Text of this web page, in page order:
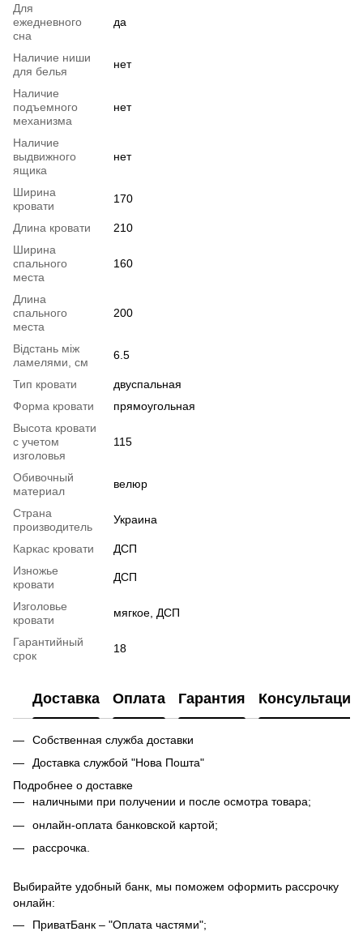
Для
ежедневного
сна
да
Наличие ниши
для белья
нет
Наличие
подъемного
механизма
нет
Наличие
выдвижного
ящика
нет
Ширина
кровати
170
Длина кровати
210
Ширина
спального
места
160
Длина
спального
места
200
Відстань між
ламелями, см
6.5
Тип кровати
двуспальная
Форма кровати
прямоугольная
Высота кровати
с учетом
изголовья
115
Обивочный
материал
велюр
Страна
производитель
Украина
Каркас кровати
ДСП
Изножье
кровати
ДСП
Изголовье
кровати
мягкое, ДСП
Гарантийный
срок
18
Доставка Оплата Гарантия Консультация
Собственная служба доставки
Доставка службой "Нова Пошта"
Подробнее о доставке
наличными при получении и после осмотра товара;
онлайн-оплата банковской картой;
рассрочка.
Выбирайте удобный банк, мы поможем оформить рассрочку
онлайн:
ПриватБанк – "Оплата частями";